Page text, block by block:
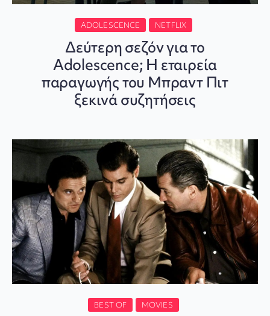
ADOLESCENCE NETFLIX
Δεύτερη σεζόν για το
Adolescence; Η εταιρεία
παραγωγής του Μπραντ Πιτ
ξεκινά συζητήσεις
BEST OF MOVIES